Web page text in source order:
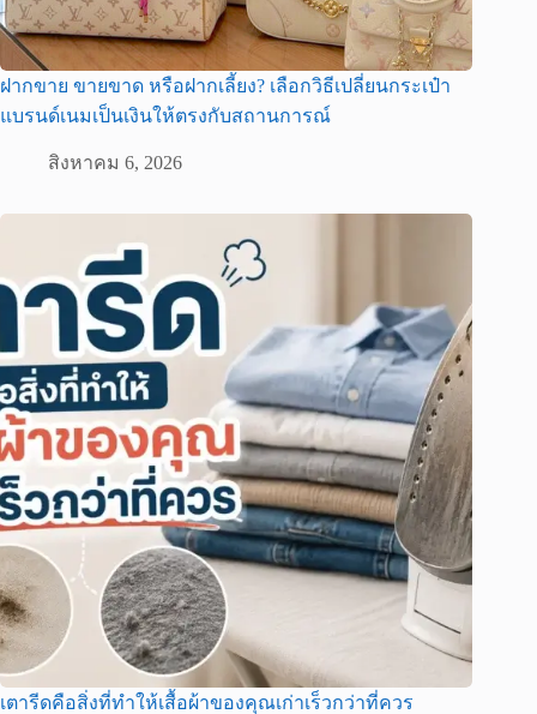
ฝากขาย ขายขาด หรือฝากเลี้ยง? เลือกวิธีเปลี่ยนกระเป๋า
แบรนด์เนมเป็นเงินให้ตรงกับสถานการณ์
สิงหาคม 6, 2026
เตารีดคือสิ่งที่ทำให้เสื้อผ้าของคุณเก่าเร็วกว่าที่ควร